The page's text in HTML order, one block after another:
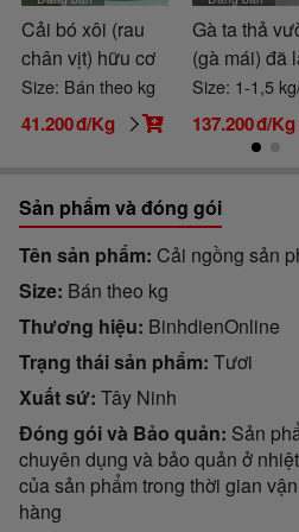
Cải bó xôi (rau
chân vịt) hữu cơ
Size: Bán theo kg
41.200đ/Kg
Gà ta thả
(gà mái) đã
sạch
Size: 1-1,5
137.200đ/Kg
Sản phẩm và đóng gói
Tên sản phẩm Cải ngồng sản
Size Bán theo kg
Thương hiệu BinhdienOnline
Trạng thái sản phẩm Tươi
Xuất sứ Tây Ninh
Đóng gói và Bảo quản Sản
chuyên dụng và bảo quản ở
của sản phẩm trong thời gian
hàng